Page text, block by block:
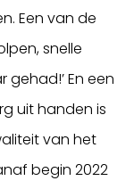
Een van de
snelle
En een
uit handen is
van het
begin 2022